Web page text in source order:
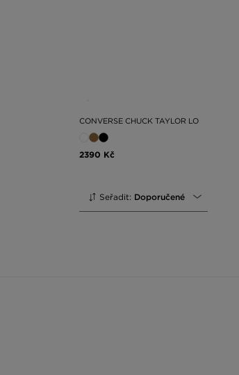
CONVERSE CHUCK TAYLOR LO
2390 Kč
Seřadit: Doporučené